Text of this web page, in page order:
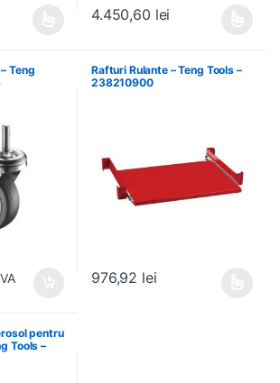
4.450,60 lei
Teng
Rafturi Rulante – Teng Tools –
238210900
976,92 lei
pentru
Tools –